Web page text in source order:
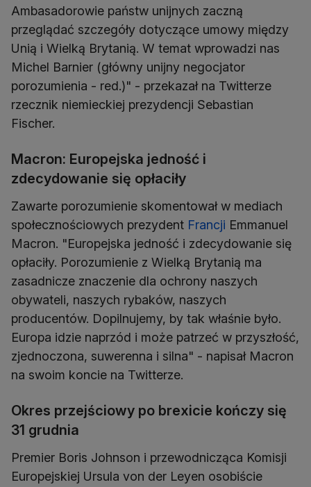
Ambasadorowie państw unijnych zaczną
przeglądać szczegóły dotyczące umowy między
Unią i Wielką Brytanią. W temat wprowadzi nas
Michel Barnier (główny unijny negocjator
porozumienia - red.)" - przekazał na Twitterze
rzecznik niemieckiej prezydencji Sebastian
Fischer.
Macron: Europejska jedność i
zdecydowanie się opłaciły
Zawarte porozumienie skomentował w mediach
społecznościowych prezydent Francji Emmanuel
Macron. "Europejska jedność i zdecydowanie się
opłaciły. Porozumienie z Wielką Brytanią ma
zasadnicze znaczenie dla ochrony naszych
obywateli, naszych rybaków, naszych
producentów. Dopilnujemy, by tak właśnie było.
Europa idzie naprzód i może patrzeć w przyszłość,
zjednoczona, suwerenna i silna" - napisał Macron
na swoim koncie na Twitterze.
Okres przejściowy po brexicie kończy się
31 grudnia
Premier Boris Johnson i przewodnicząca Komisji
Europejskiej Ursula von der Leyen osobiście